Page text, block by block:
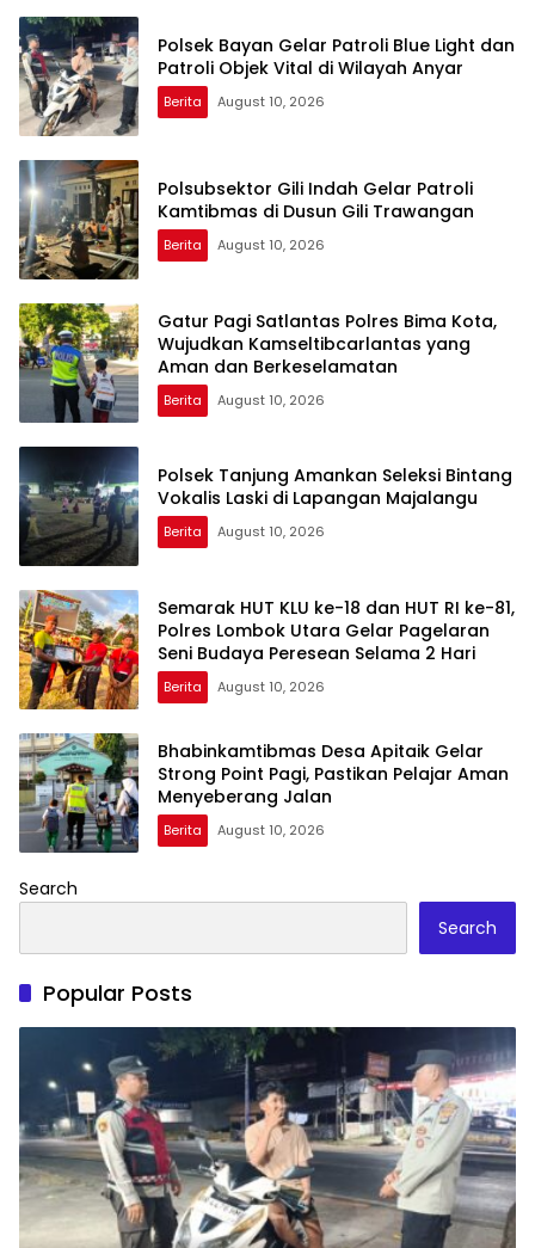
Polsek Bayan Gelar Patroli Blue Light dan
Patroli Objek Vital di Wilayah Anyar
Berita August 10, 2026
Polsubsektor Gili Indah Gelar Patroli
Kamtibmas di Dusun Gili Trawangan
Berita August 10, 2026
Gatur Pagi Satlantas Polres Bima Kota,
Wujudkan Kamseltibcarlantas yang
Aman dan Berkeselamatan
Berita August 10, 2026
Polsek Tanjung Amankan Seleksi Bintang
Vokalis Laski di Lapangan Majalangu
Berita August 10, 2026
Semarak HUT KLU ke-18 dan HUT RI ke-81,
Polres Lombok Utara Gelar Pagelaran
Seni Budaya Peresean Selama 2 Hari
Berita August 10, 2026
Bhabinkamtibmas Desa Apitaik Gelar
Strong Point Pagi, Pastikan Pelajar Aman
Menyeberang Jalan
Berita August 10, 2026
Search
Search
Popular Posts